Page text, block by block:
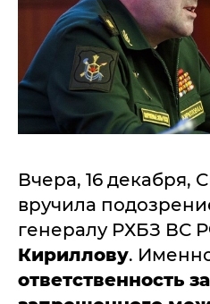
Вчера, 16 декабря,
вручила
генералу РХБЗ ВС
Кириллову.
ответственность